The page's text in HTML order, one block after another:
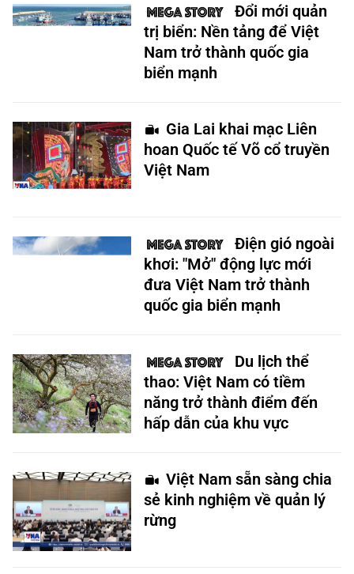
Đổi mới quản
trị biển: Nền tảng để Việt
Nam trở thành quốc gia
biển mạnh
Gia Lai khai mạc Liên
hoan Quốc tế Võ cổ truyền
Việt Nam
Điện gió ngoài
khơi: "Mở" động lực mới
đưa Việt Nam trở thành
quốc gia biển mạnh
Du lịch thể
thao: Việt Nam có tiềm
năng trở thành điểm đến
hấp dẫn của khu vực
Việt Nam sẵn sàng chia
sẻ kinh nghiệm về quản lý
rừng